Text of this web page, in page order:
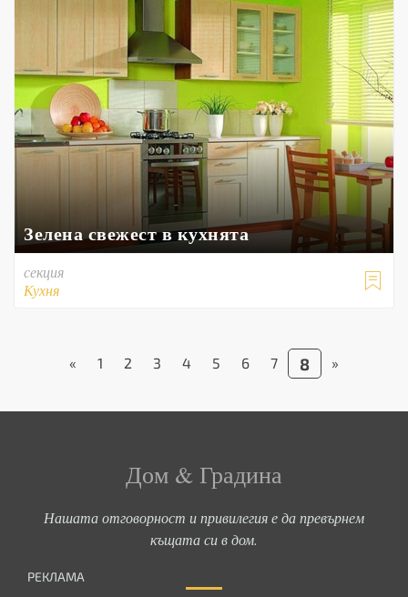
Зелена свежест в кухнята

секция
Кухня
« 1 2 3 4 5 6 7 8 »
Дом & Градина
Нашата отговорност и привилегия е да превърнем
къщата си в дом.
РЕКЛАМА